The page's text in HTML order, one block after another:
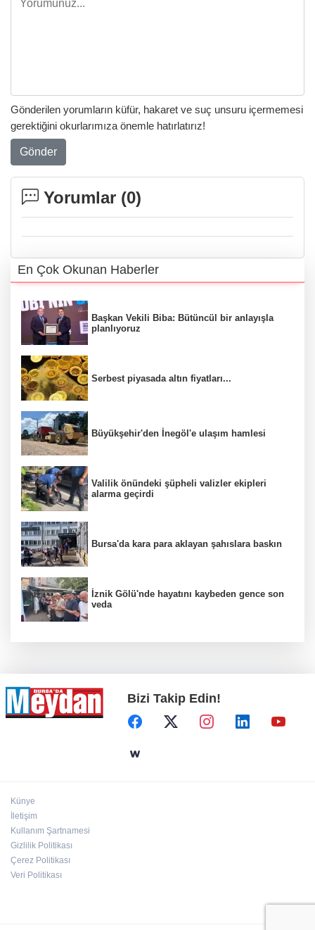
Gönderilen yorumların küfür, hakaret ve suç unsuru içermemesi
gerektiğini okurlarımıza önemle hatırlatırız!
Gönder
Yorumlar (0)
En Çok Okunan Haberler
Başkan Vekili Biba: Bütüncül bir anlayışla
planlıyoruz
Serbest piyasada altın fiyatları...
Büyükşehir'den İnegöl'e ulaşım hamlesi
Valilik önündeki şüpheli valizler ekipleri
alarma geçirdi
Bursa'da kara para aklayan şahıslara baskın
İznik Gölü'nde hayatını kaybeden gence son
veda
Bizi Takip Edin!
Künye
İletişim
Kullanım Şartnamesi
Gizlilik Politikası
Çerez Politikası
Veri Politikası